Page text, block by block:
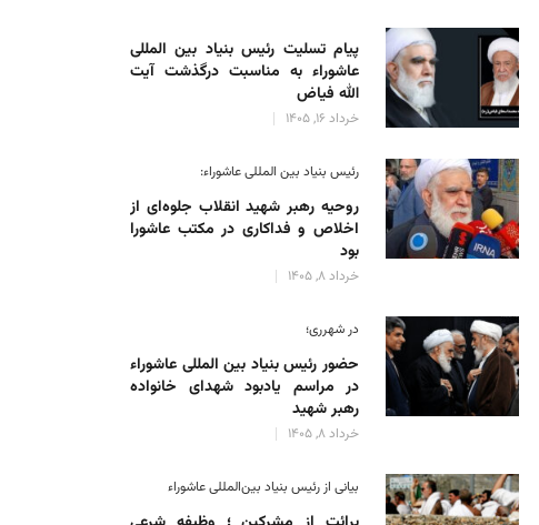
پیام تسلیت رئیس بنیاد بین المللی
عاشوراء به مناسبت درگذشت آیت
الله فیاض
خرداد 16, 1405
رئیس بنیاد بین المللی عاشوراء:
روحیه رهبر شهید انقلاب جلوه‌ای از
اخلاص و فداکاری در مکتب عاشورا
بود
خرداد 8, 1405
در شهرری؛
حضور رئیس بنیاد بین المللی عاشوراء
در مراسم یادبود شهدای خانواده
رهبر شهید
خرداد 8, 1405
بیانی از رئیس بنیاد بین‌المللی عاشوراء